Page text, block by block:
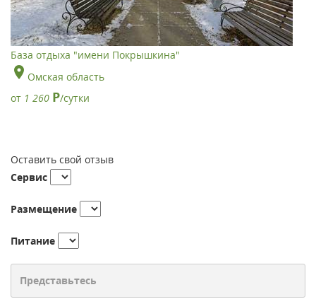
База отдыха "имени Покрышкина"
Омская область
от 1 260 Р/сутки
Оставить свой отзыв
Сервис
Размещение
Питание